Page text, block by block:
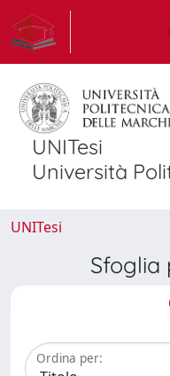
UNITesi
Università
UNITesi
Sfoglia
Ordina per: